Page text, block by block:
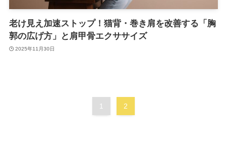
老け見え加速ストップ！猫背・巻き肩を改善する「胸
郭の広げ方」と肩甲骨エクササイズ
2025年11月30日
1 2